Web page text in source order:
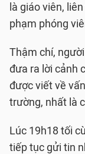
là giáo viên,
phạm phóng
Thậm chí,
đưa ra lời cảnh
được viết về
trường, nhất là
Lúc 19h18 tối
tiếp tục gửi tin